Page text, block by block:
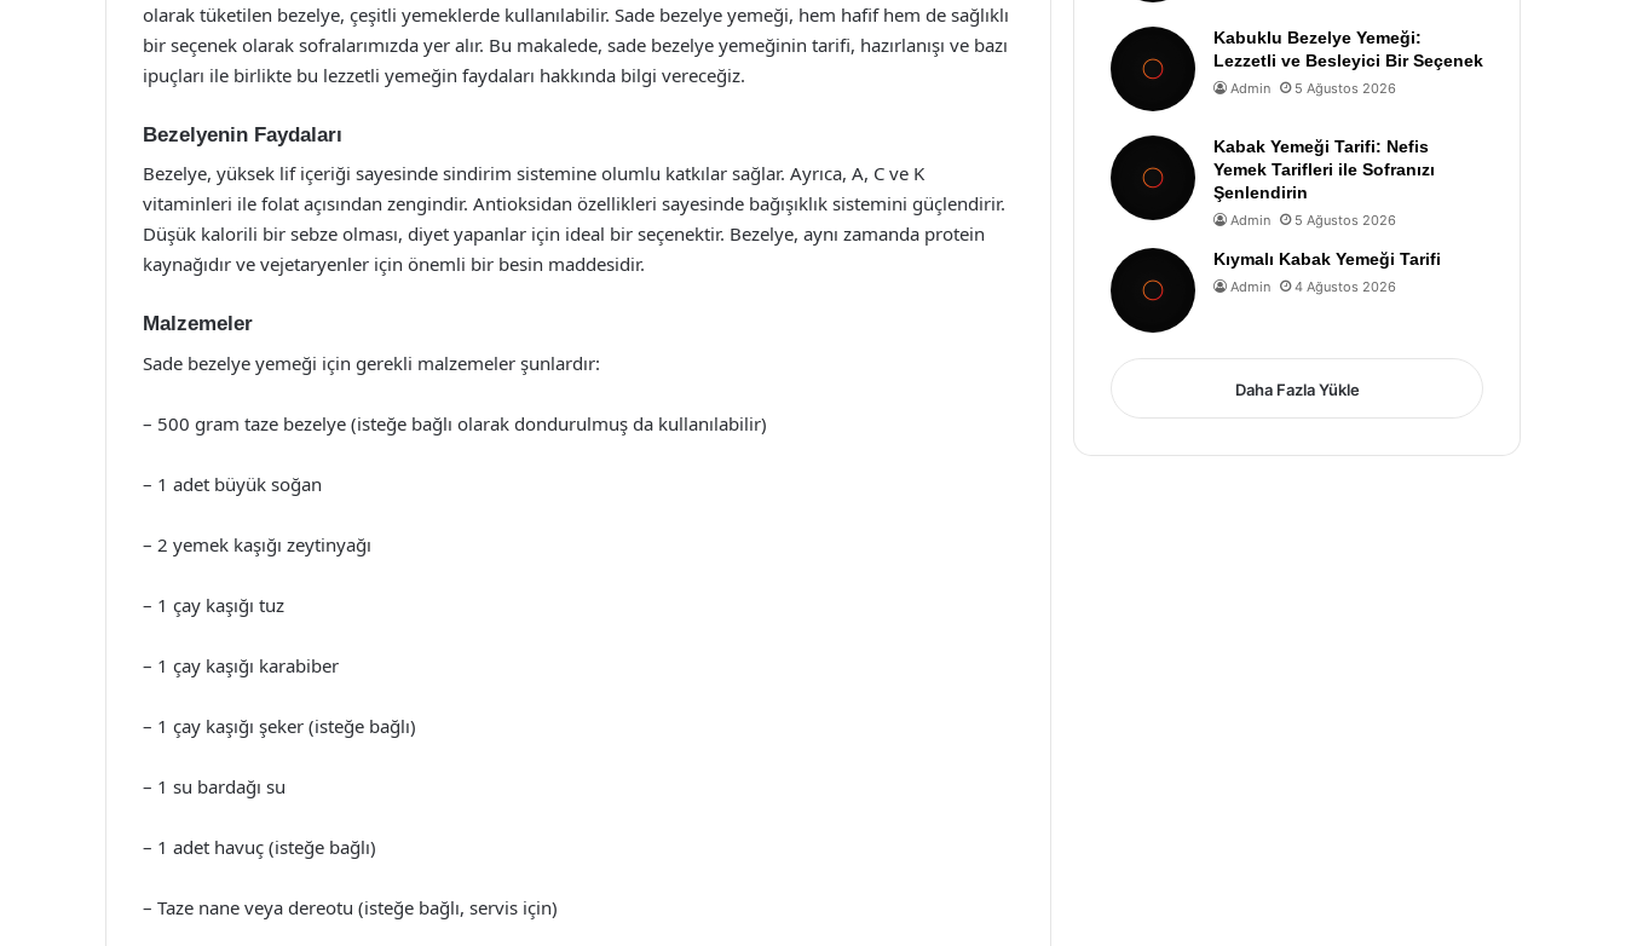
olarak tüketilen bezelye, çeşitli yemeklerde kullanılabilir. Sade bezelye yemeği, hem hafif hem de sağlıklı
bir seçenek olarak sofralarımızda yer alır. Bu makalede, sade bezelye yemeğinin tarifi, hazırlanışı ve bazı
ipuçları ile birlikte bu lezzetli yemeğin faydaları hakkında bilgi vereceğiz.
Bezelyenin Faydaları
Bezelye, yüksek lif içeriği sayesinde sindirim sistemine olumlu katkılar sağlar. Ayrıca, A, C ve K
vitaminleri ile folat açısından zengindir. Antioksidan özellikleri sayesinde bağışıklık sistemini güçlendirir.
Düşük kalorili bir sebze olması, diyet yapanlar için ideal bir seçenektir. Bezelye, aynı zamanda protein
kaynağıdır ve vejetaryenler için önemli bir besin maddesidir.
Malzemeler
Sade bezelye yemeği için gerekli malzemeler şunlardır:
– 500 gram taze bezelye (isteğe bağlı olarak dondurulmuş da kullanılabilir)
– 1 adet büyük soğan
– 2 yemek kaşığı zeytinyağı
– 1 çay kaşığı tuz
– 1 çay kaşığı karabiber
– 1 çay kaşığı şeker (isteğe bağlı)
– 1 su bardağı su
– 1 adet havuç (isteğe bağlı)
– Taze nane veya dereotu (isteğe bağlı, servis için)
Kabuklu Bezelye Yemeği:
Lezzetli ve Besleyici Bir Seçenek
Admin 5 Ağustos 2026
Kabak Yemeği Tarifi: Nefis
Yemek Tarifleri ile Sofranızı
Şenlendirin
Admin 5 Ağustos 2026
Kıymalı Kabak Yemeği Tarifi
Admin 4 Ağustos 2026
Daha Fazla Yükle